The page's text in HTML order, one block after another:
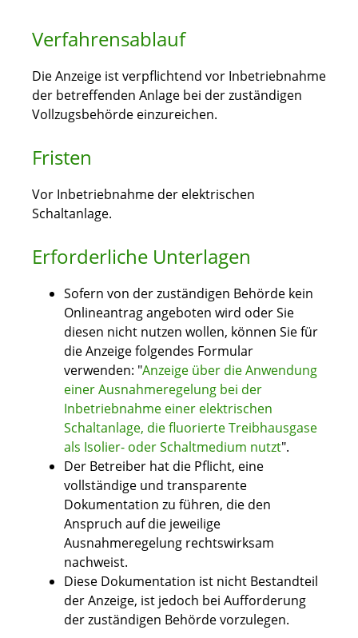
Verfahrensablauf
Die Anzeige ist verpflichtend vor Inbetriebnahme
der betreffenden Anlage bei der zuständigen
Vollzugsbehörde einzureichen.
Fristen
Vor Inbetriebnahme der elektrischen
Schaltanlage.
Erforderliche Unterlagen
Sofern von der zuständigen Behörde kein
Onlineantrag angeboten wird oder Sie
diesen nicht nutzen wollen, können Sie für
die Anzeige folgendes Formular
verwenden: "Anzeige über die Anwendung
einer Ausnahmeregelung bei der
Inbetriebnahme einer elektrischen
Schaltanlage, die fluorierte Treibhausgase
als Isolier- oder Schaltmedium nutzt".
Der Betreiber hat die Pflicht, eine
vollständige und transparente
Dokumentation zu führen, die den
Anspruch auf die jeweilige
Ausnahmeregelung rechtswirksam
nachweist.
Diese Dokumentation ist nicht Bestandteil
der Anzeige, ist jedoch bei Aufforderung
der zuständigen Behörde vorzulegen.